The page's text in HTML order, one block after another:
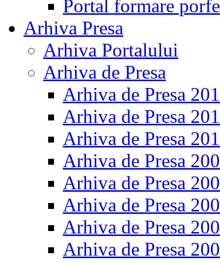
Portal formare
Arhiva Presa
Arhiva Portalului
Arhiva de Presa
Arhiva de Presa
Arhiva de Presa
Arhiva de Presa
Arhiva de Presa
Arhiva de Presa
Arhiva de Presa
Arhiva de Presa
Arhiva de Presa